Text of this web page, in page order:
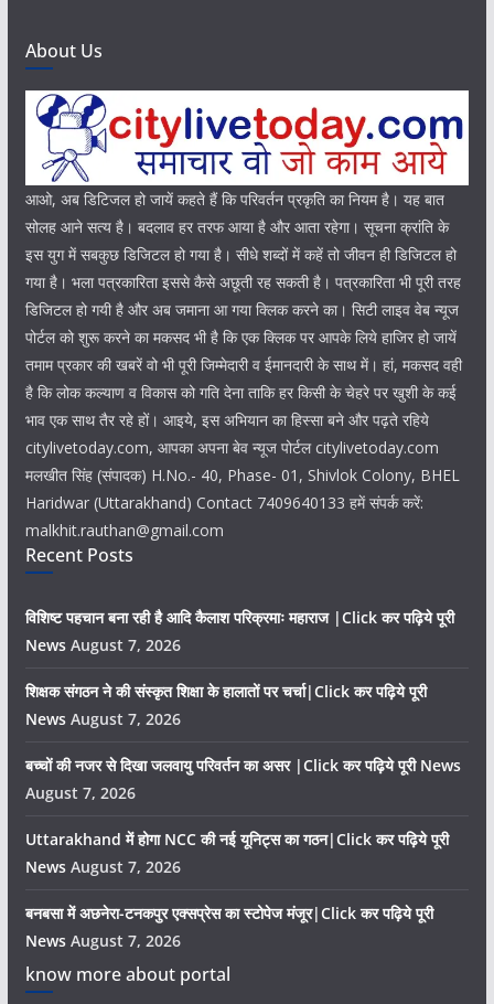
About Us
आओ, अब डिटिजल हो जायें कहते हैं कि परिवर्तन प्रकृति का नियम है। यह बात
सोलह आने सत्य है। बदलाव हर तरफ आया है और आता रहेगा। सूचना क्रांति के
इस युग में सबकुछ डिजिटल हो गया है। सीधे शब्दों में कहें तो जीवन ही डिजिटल हो
गया है। भला पत्रकारिता इससे कैसे अछूती रह सकती है। पत्रकारिता भी पूरी तरह
डिजिटल हो गयी है और अब जमाना आ गया क्लिक करने का। सिटी लाइव वेब न्यूज
पोर्टल को शुरू करने का मकसद भी है कि एक क्लिक पर आपके लिये हाजिर हो जायें
तमाम प्रकार की खबरें वो भी पूरी जिम्मेदारी व ईमानदारी के साथ में। हां, मकसद वही
है कि लोक कल्याण व विकास को गति देना ताकि हर किसी के चेहरे पर खुशी के कई
भाव एक साथ तैर रहे हों। आइये, इस अभियान का हिस्सा बने और पढ़ते रहिये
citylivetoday.com, आपका अपना बेव न्यूज पोर्टल citylivetoday.com
मलखीत सिंह (संपादक) H.No.- 40, Phase- 01, Shivlok Colony, BHEL
Haridwar (Uttarakhand) Contact 7409640133 हमें संपर्क करें:
malkhit.rauthan@gmail.com
Recent Posts
विशिष्ट पहचान बना रही है आदि कैलाश परिक्रमाः महाराज |Click कर पढ़िये पूरी
News August 7, 2026
शिक्षक संगठन ने की संस्कृत शिक्षा के हालातों पर चर्चा|Click कर पढ़िये पूरी
News August 7, 2026
बच्चों की नजर से दिखा जलवायु परिवर्तन का असर |Click कर पढ़िये पूरी News
August 7, 2026
Uttarakhand में होगा NCC की नई यूनिट्स का गठन|Click कर पढ़िये पूरी
News August 7, 2026
बनबसा में अछनेरा-टनकपुर एक्सप्रेस का स्टोपेज मंजूर|Click कर पढ़िये पूरी
News August 7, 2026
know more about portal